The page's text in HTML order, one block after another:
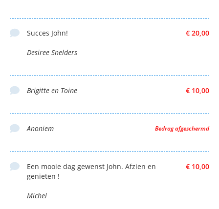
€ 20,00
Succes John!
Desiree Snelders
€ 10,00
Brigitte en Toine
Bedrag afgeschermd
Anoniem
€ 10,00
Een mooie dag gewenst John. Afzien en
genieten !
Michel